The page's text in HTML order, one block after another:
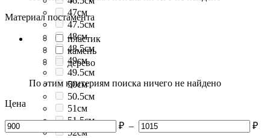
47см
47.5см
48см
48.5см
49см
49.5см
50см
50.5см
51см
51.5см
52см
Материал постамента
пластик
камень
дерево
По этим критериям поиска ничего не найдено
Цена
₽ – ₽